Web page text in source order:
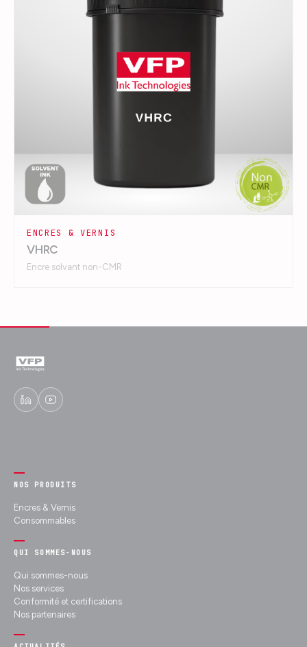
ENCRES & VERNIS
VHRC
Encre solvant non-CMR
NOS PRODUITS
Encres & Vernis
Consommables
QUI SOMMES-NOUS
Qui sommes-nous
Nos services
Conformité et certifications
Nos partenaires